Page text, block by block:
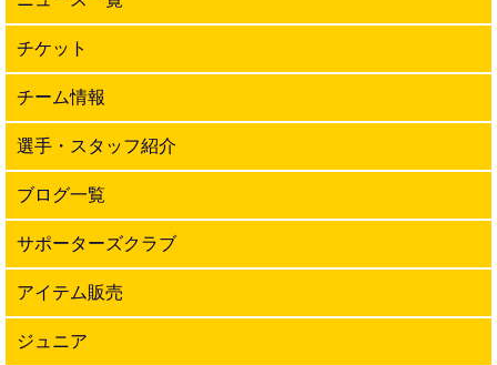
チケット
チーム情報
選手・スタッフ紹介
ブログ一覧
サポーターズクラブ
アイテム販売
ジュニア